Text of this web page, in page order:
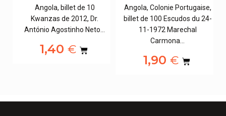
Angola, billet de 10
Kwanzas de 2012, Dr.
António Agostinho Neto…
1,40€
Angola, Colonie Portugaise,
billet de 100 Escudos du 24-
11-1972 Marechal
Carmona…
1,90€